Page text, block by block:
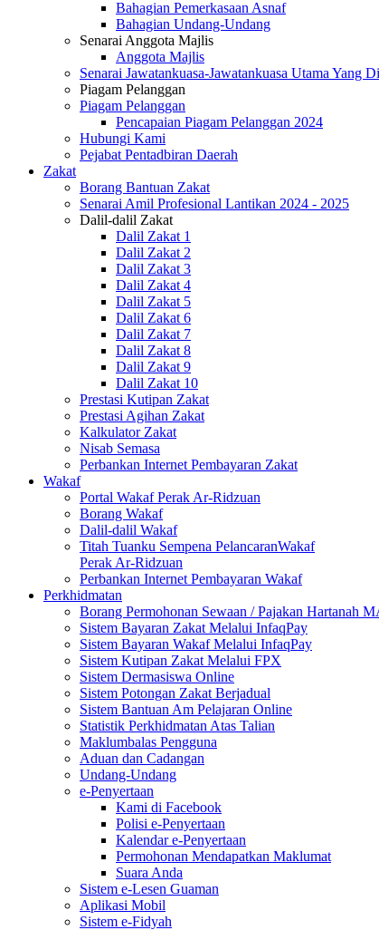
Bahagian Pemerkasaan Asnaf
Bahagian Undang-Undang
Senarai Anggota Majlis
Anggota Majlis
Senarai Jawatankuasa-Jawatankuasa Utama
Piagam Pelanggan
Piagam Pelanggan
Pencapaian Piagam Pelanggan 2024
Hubungi Kami
Pejabat Pentadbiran Daerah
Zakat
Borang Bantuan Zakat
Senarai Amil Profesional Lantikan 2024 - 2025
Dalil-dalil Zakat
Dalil Zakat 1
Dalil Zakat 2
Dalil Zakat 3
Dalil Zakat 4
Dalil Zakat 5
Dalil Zakat 6
Dalil Zakat 7
Dalil Zakat 8
Dalil Zakat 9
Dalil Zakat 10
Prestasi Kutipan Zakat
Prestasi Agihan Zakat
Kalkulator Zakat
Nisab Semasa
Perbankan Internet Pembayaran Zakat
Wakaf
Portal Wakaf Perak Ar-Ridzuan
Borang Wakaf
Dalil-dalil Wakaf
Titah Tuanku Sempena PelancaranWakaf
Perak Ar-Ridzuan
Perbankan Internet Pembayaran Wakaf
Perkhidmatan
Borang Permohonan Sewaan / Pajakan Hartanah
Sistem Bayaran Zakat Melalui InfaqPay
Sistem Bayaran Wakaf Melalui InfaqPay
Sistem Kutipan Zakat Melalui FPX
Sistem Dermasiswa Online
Sistem Potongan Zakat Berjadual
Sistem Bantuan Am Pelajaran Online
Statistik Perkhidmatan Atas Talian
Maklumbalas Pengguna
Aduan dan Cadangan
Undang-Undang
e-Penyertaan
Kami di Facebook
Polisi e-Penyertaan
Kalendar e-Penyertaan
Permohonan Mendapatkan Maklumat
Suara Anda
Sistem e-Lesen Guaman
Aplikasi Mobil
Sistem e-Fidyah